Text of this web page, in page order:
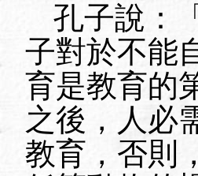
孔子說：
子對於不能
育是教育的
之後，人必
教育，否則